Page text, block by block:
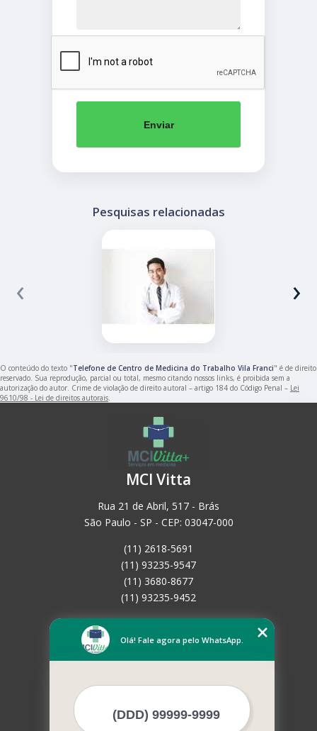
Enviar
Pesquisas relacionadas
‹ ›
O conteúdo do texto "Telefone de Centro de Medicina do Trabalho Vila Franci" é de direito
reservado. Sua reprodução, parcial ou total, mesmo citando nossos links, é proibida sem a
autorização do autor. Crime de violação de direito autoral – artigo 184 do Código Penal – Lei
9610/98 - Lei de direitos autorais.
MCI Vitta
Rua 21 de Abril, 517 - Brás
São Paulo - SP - CEP: 03047-000
(11) 2618-5691
(11) 93235-9547
(11) 3680-8677
(11) 93235-9452
Empresa
Contato
Mais Serviços
Olá! Fale agora pelo WhatsApp.